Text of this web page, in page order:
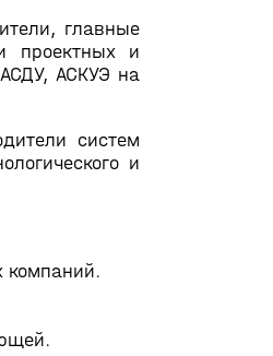
главные
проектных и
АСКУЭ на
систем
и
компаний.